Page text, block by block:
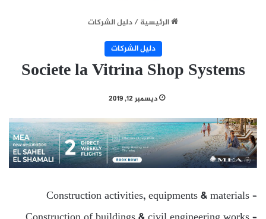
الرئيسية/دليل الشركات
دليل الشركات
Societe la Vitrina Shop Systems
ديسمبر 12, 2019
Construction activities, equipments & materials –